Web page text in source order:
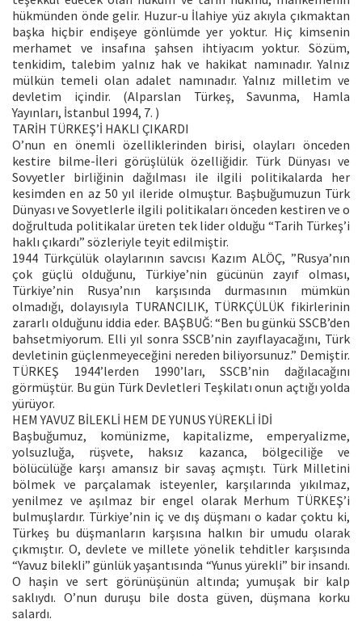
hükmünden önde gelir. Huzur-u İlahiye yüz akıyla çıkmaktan
başka hiçbir endişeye gönlümde yer yoktur. Hiç kimsenin
merhamet ve insafına şahsen ihtiyacım yoktur. Sözüm,
tenkidim, talebim yalnız hak ve hakikat namınadır. Yalnız
mülkün temeli olan adalet namınadır. Yalnız milletim ve
devletim içindir. (Alparslan Türkeş, Savunma, Hamla
Yayınları, İstanbul 1994, 7. )
TARİH TÜRKEŞ’İ HAKLI ÇIKARDI
O’nun en önemli özelliklerinden birisi, olayları önceden
kestire bilme-İleri görüşlülük özelliğidir. Türk Dünyası ve
Sovyetler birliğinin dağılması ile ilgili politikalarda her
kesimden en az 50 yıl ileride olmuştur. Başbuğumuzun Türk
Dünyası ve Sovyetlerle ilgili politikaları önceden kestiren ve o
doğrultuda politikalar üreten tek lider olduğu “Tarih Türkeş’i
haklı çıkardı” sözleriyle teyit edilmiştir.
1944 Türkçülük olaylarının savcısı Kazım ALÖÇ, ”Rusya’nın
çok güçlü olduğunu, Türkiye’nin gücünün zayıf olması,
Türkiye’nin Rusya’nın karşısında durmasının mümkün
olmadığı, dolayısıyla TURANCILIK, TÜRKÇÜLÜK fikirlerinin
zararlı olduğunu iddia eder. BAŞBUĞ: “Ben bu günkü SSCB’den
bahsetmiyorum. Elli yıl sonra SSCB’nin zayıflayacağını, Türk
devletinin güçlenmeyeceğini nereden biliyorsunuz.” Demiştir.
TÜRKEŞ 1944’lerden 1990’ları, SSCB’nin dağılacağını
görmüştür. Bu gün Türk Devletleri Teşkilatı onun açtığı yolda
yürüyor.
HEM YAVUZ BİLEKLİ HEM DE YUNUS YÜREKLİ İDİ
Başbuğumuz, komünizme, kapitalizme, emperyalizme,
yolsuzluğa, rüşvete, haksız kazanca, bölgeciliğe ve
bölücülüğe karşı amansız bir savaş açmıştı. Türk Milletini
bölmek ve parçalamak isteyenler, karşılarında yıkılmaz,
yenilmez ve aşılmaz bir engel olarak Merhum TÜRKEŞ’i
bulmuşlardır. Türkiye’nin iç ve dış düşmanı o kadar çoktu ki,
Türkeş bu düşmanların karşısına halkın bir umudu olarak
çıkmıştır. O, devlete ve millete yönelik tehditler karşısında
“Yavuz bilekli” günlük yaşantısında “Yunus yürekli” bir insandı.
O haşin ve sert görünüşünün altında; yumuşak bir kalp
saklıydı. O’nun duruşu bile dosta güven, düşmana korku
salardı.